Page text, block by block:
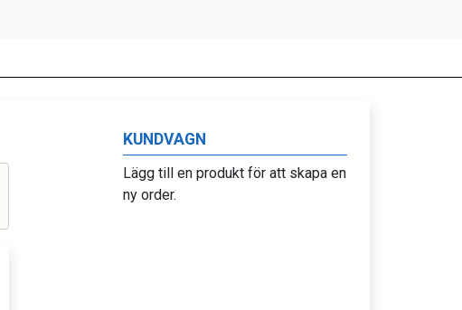
KUNDVAGN
Lägg till en produkt för att skapa en
ny order.